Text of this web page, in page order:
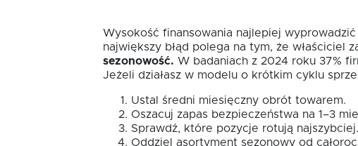
Wysokość finansowania najlepiej
największy błąd polega na tym, że właściciel
sezonowość. W badaniach z 2024 roku 37%
Jeżeli działasz w modelu o krótkim cyklu
Ustal średni miesięczny obrót towarem.
Oszacuj zapas bezpieczeństwa na 1–3
Sprawdź, które pozycje rotują najszybciej.
Oddziel asortyment sezonowy od